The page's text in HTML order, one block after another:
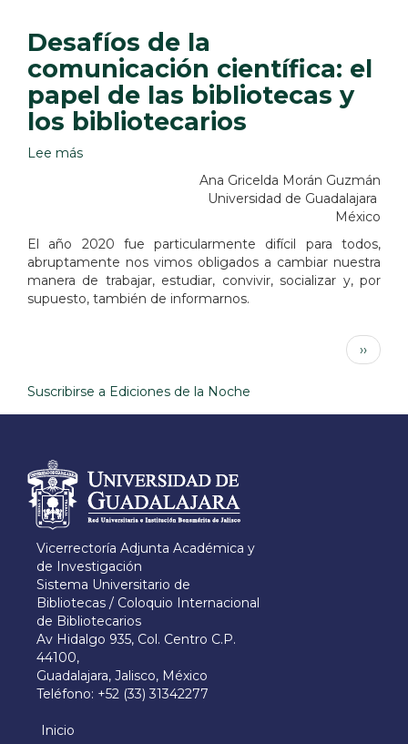
libre
acceso
Desafíos de la
comunicación científica: el
papel de las bibliotecas y
los bibliotecarios
Lee más
científica:
el
papel
de
bibliotecarios
Ana Gricelda Morán Guzmán
Universidad de Guadalajara
México
El año 2020 fue particularmente difícil para todos,
abruptamente nos vimos obligados a cambiar nuestra
manera de trabajar, estudiar, convivir, socializar y, por
supuesto, también de informarnos.
página
››
Suscribirse a Ediciones de la Noche
Información del
portal
Vicerrectoría Adjunta Académica y
de Investigación
Sistema Universitario de
Bibliotecas / Coloquio Internacional
de Bibliotecarios
Av Hidalgo 935, Col. Centro C.P.
44100,
Guadalajara, Jalisco, México
Teléfono: +52 (33) 31342277
Inicio